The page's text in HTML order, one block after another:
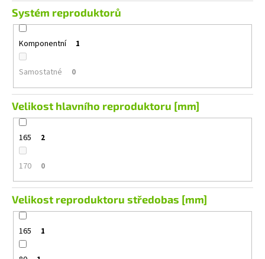
Systém reproduktorů
Komponentní 1
Samostatné 0
Velikost hlavního reproduktoru [mm]
165 2
170 0
Velikost reproduktoru středobas [mm]
165 1